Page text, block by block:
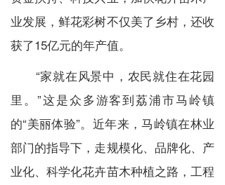
业发展，鲜花彩树不仅美了乡村，还收
获了15亿元的年产值。
“家就在风景中，农民就住在花园
里。”这是众多游客到荔浦市马岭镇
的“美丽体验”。近年来，马岭镇在林业
部门的指导下，走规模化、品牌化、产
业化、科学化花卉苗木种植之路，工程